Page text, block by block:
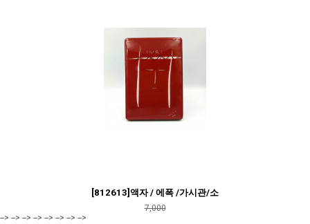
[812613]액자 / 에폭 /가시관/소
7,000
--> --> --> --> --> --> --> -->